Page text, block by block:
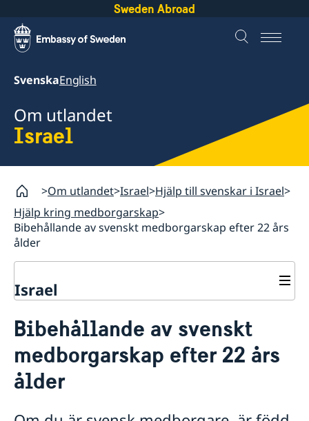
Sweden Abroad
SvenskaEnglish
Om utlandet
Israel
Om utlandet Israel Hjälp till svenskar i Israel
Hjälp kring medborgarskap
Bibehållande av svenskt medborgarskap efter 22 års
ålder
Israel
Hjälp till svenskar i Israel
Nödsituation
Allvarlig olycka eller sjukdom
Ekonomiskt nödställd
Råd i en krissituation
Pass
Förnyelse av pass för vuxna
Samordningsnummer
Bibehållande av svenskt
medborgarskap efter 22 års
ålder